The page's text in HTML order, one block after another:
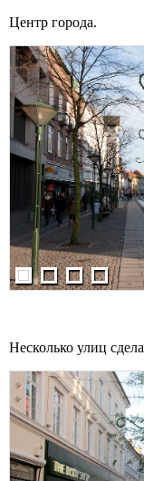
Центр города.
Несколько улиц